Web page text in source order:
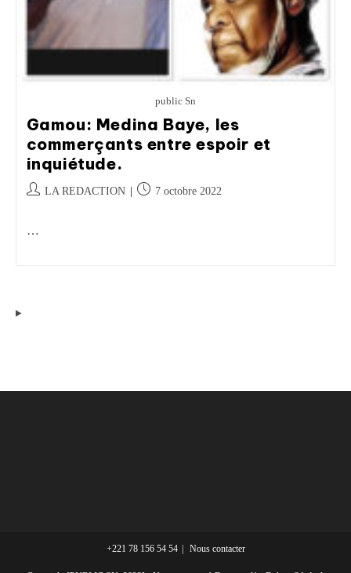
public Sn
Gamou: Medina Baye, les
commerçants entre espoir et
inquiétude.
LA REDACTION 7 octobre 2022
…
+221 78 156 54 54 Nous contacter